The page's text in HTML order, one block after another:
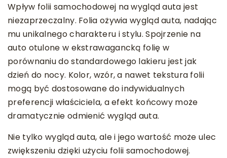
Wpływ folii samochodowej na wygląd auta jest
niezaprzeczalny. Folia ożywia wygląd auta, nadając
mu unikalnego charakteru i stylu. Spojrzenie na
auto otulone w ekstrawagancką folię w
porównaniu do standardowego lakieru jest jak
dzień do nocy. Kolor, wzór, a nawet tekstura folii
mogą być dostosowane do indywidualnych
preferencji właściciela, a efekt końcowy może
dramatycznie odmienić wygląd auta.
Nie tylko wygląd auta, ale i jego wartość może ulec
zwiększeniu dzięki użyciu folii samochodowej.